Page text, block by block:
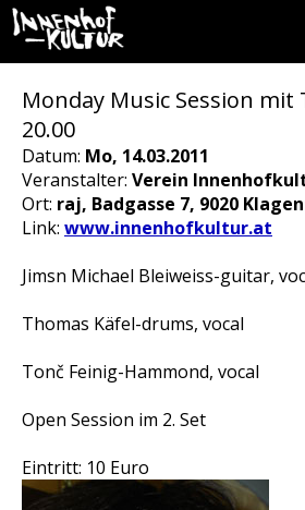
Monday Music Session mit
20.00
Datum: Mo, 14.03.2011
Veranstalter: Verein
Ort: raj, Badgasse 7, 9020
Link: www.innenhofkultur.at
Jimsn Michael Bleiweiss-guitar,
Thomas Käfel-drums, vocal
Tonč Feinig-Hammond, vocal
Open Session im 2. Set
Eintritt: 10 Euro